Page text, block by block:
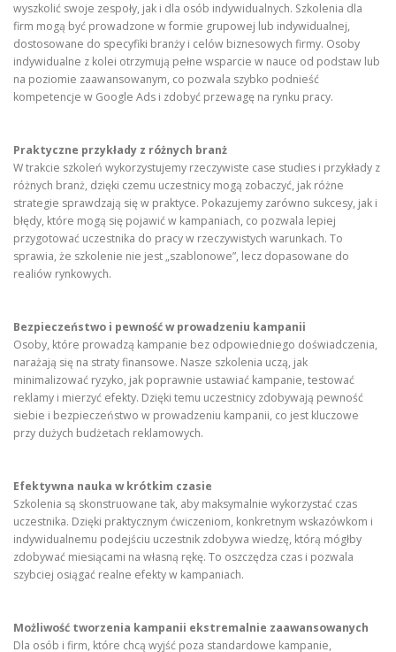
wyszkolić swoje zespoły, jak i dla osób indywidualnych. Szkolenia dla
firm mogą być prowadzone w formie grupowej lub indywidualnej,
dostosowane do specyfiki branży i celów biznesowych firmy. Osoby
indywidualne z kolei otrzymują pełne wsparcie w nauce od podstaw lub
na poziomie zaawansowanym, co pozwala szybko podnieść
kompetencje w Google Ads i zdobyć przewagę na rynku pracy.
Praktyczne przykłady z różnych branż
W trakcie szkoleń wykorzystujemy rzeczywiste case studies i przykłady z
różnych branż, dzięki czemu uczestnicy mogą zobaczyć, jak różne
strategie sprawdzają się w praktyce. Pokazujemy zarówno sukcesy, jak i
błędy, które mogą się pojawić w kampaniach, co pozwala lepiej
przygotować uczestnika do pracy w rzeczywistych warunkach. To
sprawia, że szkolenie nie jest „szablonowe”, lecz dopasowane do
realiów rynkowych.
Bezpieczeństwo i pewność w prowadzeniu kampanii
Osoby, które prowadzą kampanie bez odpowiedniego doświadczenia,
narażają się na straty finansowe. Nasze szkolenia uczą, jak
minimalizować ryzyko, jak poprawnie ustawiać kampanie, testować
reklamy i mierzyć efekty. Dzięki temu uczestnicy zdobywają pewność
siebie i bezpieczeństwo w prowadzeniu kampanii, co jest kluczowe
przy dużych budżetach reklamowych.
Efektywna nauka w krótkim czasie
Szkolenia są skonstruowane tak, aby maksymalnie wykorzystać czas
uczestnika. Dzięki praktycznym ćwiczeniom, konkretnym wskazówkom i
indywidualnemu podejściu uczestnik zdobywa wiedzę, którą mógłby
zdobywać miesiącami na własną rękę. To oszczędza czas i pozwala
szybciej osiągać realne efekty w kampaniach.
Możliwość tworzenia kampanii ekstremalnie zaawansowanych
Dla osób i firm, które chcą wyjść poza standardowe kampanie,